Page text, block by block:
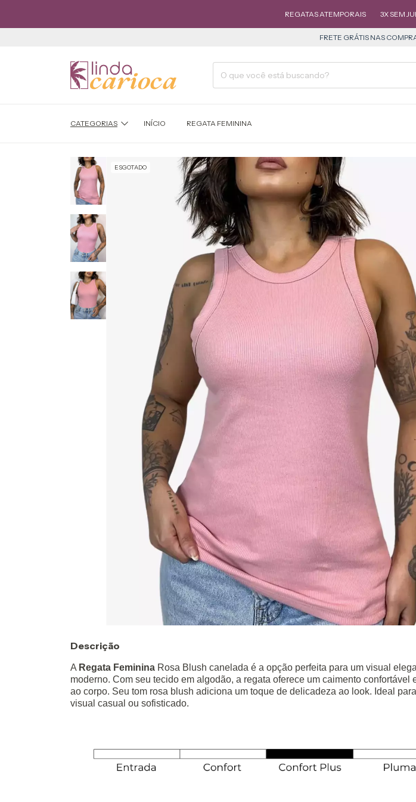
REGATAS ATEMPORAIS 3X SEM JUROS OU
FRETE GRÁTIS NAS
CATEGORIAS INÍCIO REGATA FEMININA
ESGOTADO
Descrição
A Regata Feminina Rosa Blush canelada é a opção perfeita para um visual
moderno. Com seu tecido em algodão, a regata oferece um caimento confortável
ao corpo. Seu tom rosa blush adiciona um toque de delicadeza ao look. Ideal
visual casual ou sofisticado.